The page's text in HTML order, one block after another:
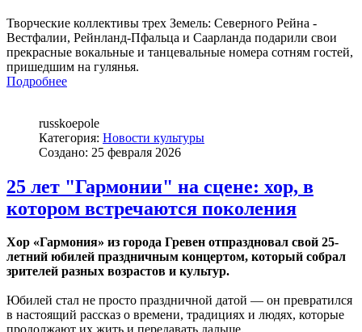
Творческие коллективы трех Земель: Северного Рейна -
Вестфалии, Рейнланд-Пфальца и Саарланда подарили свои
прекрасные вокальные и танцевальные номера сотням гостей,
пришедшим на гулянья.
Подробнее
russkoepole
Категория: Новости культуры
Создано: 25 февраля 2026
25 лет "Гармонии" на сцене: хор, в
котором встречаются поколения
Хор «Гармония» из города Гревен отпраздновал свой 25-
летний юбилей праздничным концертом, который собрал
зрителей разных возрастов и культур.
Юбилей стал не просто праздничной датой — он превратился
в настоящий рассказ о времени, традициях и людях, которые